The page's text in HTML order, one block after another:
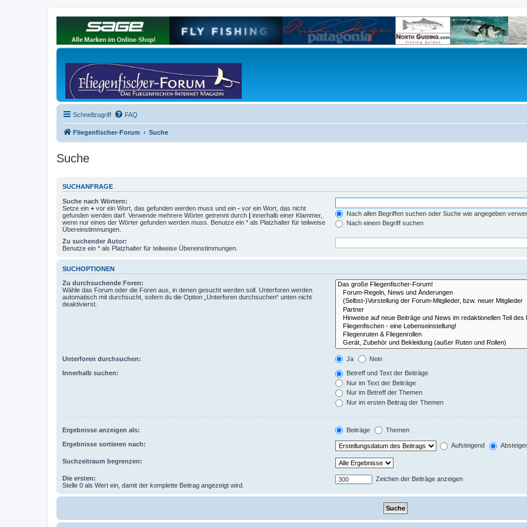
Schnellzugriff FAQ
Fliegenfischer-Forum Suche
Suche
SUCHANFRAGE
Suche nach Wörtern:
Setze ein + vor ein Wort, das gefunden werden muss und ein - vor ein Wort, das nicht
gefunden werden darf. Verwende mehrere Wörter getrennt durch | innerhalb einer Klammer,
wenn nur eines der Wörter gefunden werden muss. Benutze ein * als Platzhalter für teilweise
Übereinstimmungen.
Nach allen Begriffen suchen oder Suche wie angegeben
Nach einem Begriff suchen
Zu suchender Autor:
Benutze ein * als Platzhalter für teilweise Übereinstimmungen.
SUCHOPTIONEN
Zu durchsuchende Foren:
Wähle das Forum oder die Foren aus, in denen gesucht werden soll. Unterforen werden
automatisch mit durchsucht, sofern du die Option „Unterforen durchsuchen“ unten nicht
deaktivierst.
Unterforen durchsuchen: Ja Nein
Innerhalb suchen:
Betreff und Text der Beiträge
Nur im Text der Beiträge
Nur im Betreff der Themen
Nur im ersten Beitrag der Themen
Ergebnisse anzeigen als: Beiträge Themen
Ergebnisse sortieren nach: Aufsteigend
Suchzeitraum begrenzen:
Die ersten:
Stelle 0 als Wert ein, damit der komplette Beitrag angezeigt wird.
Zeichen der Beiträge anzeigen